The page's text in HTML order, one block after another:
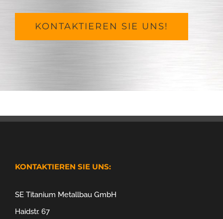
KONTAKTIEREN SIE UNS!
KONTAKTIEREN SIE UNS:
SE Titanium Metallbau GmbH
Haidstr. 67